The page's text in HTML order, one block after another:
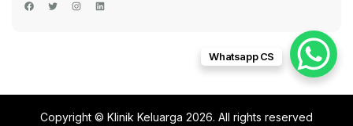
Facebook
TwitterInstagram
Copyright © Klinik Keluarga 2026. All rights reserved
Whatsapp CS